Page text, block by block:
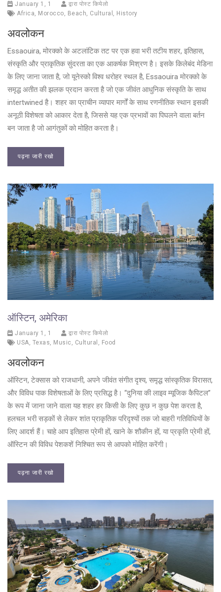
January 1, 1
द्वारा पोस्ट कियेलो
Africa, Morocco, Beach, Cultural , History
अवलोकन
Essaouira, मोरक्को के अटलांटिक तट पर एक हवा भरी तटीय शहर, इतिहास,
संस्कृति और प्राकृतिक सुंदरता का एक आकर्षक मिश्रण है। इसके किलेबंद मेडिना
के लिए जाना जाता है, जो यूनेस्को विश्व धरोहर स्थल है, Essaouira मोरक्को के
समृद्ध अतीत की झलक प्रदान करता है जो एक जीवंत आधुनिक संस्कृति के साथ
intertwined है। शहर का प्राचीन व्यापार मार्गों के साथ रणनीतिक स्थान इसकी
अनूठी विशेषता को आकार देता है, जिससे यह एक प्रभावों का पिघलने वाला बर्तन
बन जाता है जो आगंतुकों को मोहित करता है।
पढ़ना जारी रखो
ऑस्टिन, अमेरिका
January 1, 1
द्वारा पोस्ट कियेलो
USA, Texas, Music , Cultural , Food
अवलोकन
ऑस्टिन, टेक्सास को राजधानी, अपने जीवंत संगीत दृश्य, समृद्ध सांस्कृतिक विरासत,
और विविध पाक विशेषताओं के लिए प्रसिद्ध है। “दुनिया की लाइव म्यूजिक कैपिटल”
के रूप में जाना जाने वाला यह शहर हर किसी के लिए कुछ न कुछ पेश करता है,
हलचल भरी सड़कों से लेकर शांत प्राकृतिक परिदृश्यों तक जो बाहरी गतिविधियों के
लिए आदर्श हैं। चाहे आप इतिहास प्रेमी हों, खाने के शौकीन हों, या प्रकृति प्रेमी हों,
ऑस्टिन की विविध पेशकशें निश्चित रूप से आपको मोहित करेंगी।
पढ़ना जारी रखो